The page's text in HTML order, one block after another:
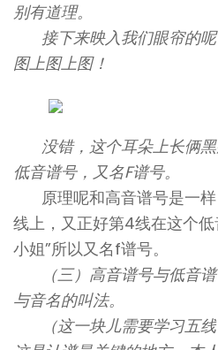
别有道理。
接下来映入我们眼帘的
图上图上图！
没错，这个耳朵上长俩
低音谱号，又名F谱号。
原理呢和高音谱号是一
线上，又正好第4线在这个低
小姐”所以又名f谱号。
（三）高音谱号与低音
与音名的叫法。
（这一块儿需要学习五